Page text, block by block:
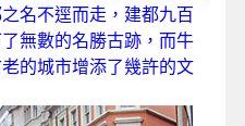
名不逕而走，建都九百
無數的名勝古跡，而牛
的城市增添了幾許的文